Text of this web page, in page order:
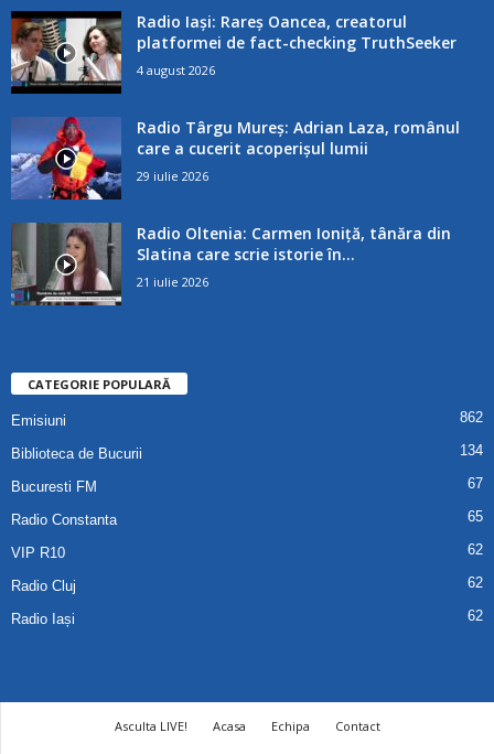
Radio Iași: Rareș Oancea, creatorul
platformei de fact-checking TruthSeeker
4 august 2026
Radio Târgu Mureș: Adrian Laza, românul
care a cucerit acoperișul lumii
29 iulie 2026
Radio Oltenia: Carmen Ioniță, tânăra din
Slatina care scrie istorie în...
21 iulie 2026
CATEGORIE POPULARĂ
Emisiuni 862
Biblioteca de Bucurii 134
Bucuresti FM 67
Radio Constanta 65
VIP R10 62
Radio Cluj 62
Radio Iași 62
Asculta LIVE! Acasa Echipa
Contact